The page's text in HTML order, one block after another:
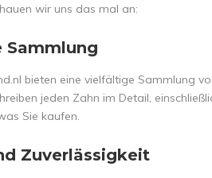
wir uns das mal an:
Sammlung
bieten eine vielfältige Sammlung
jeden Zahn im Detail,
Sie kaufen.
Zuverlässigkeit